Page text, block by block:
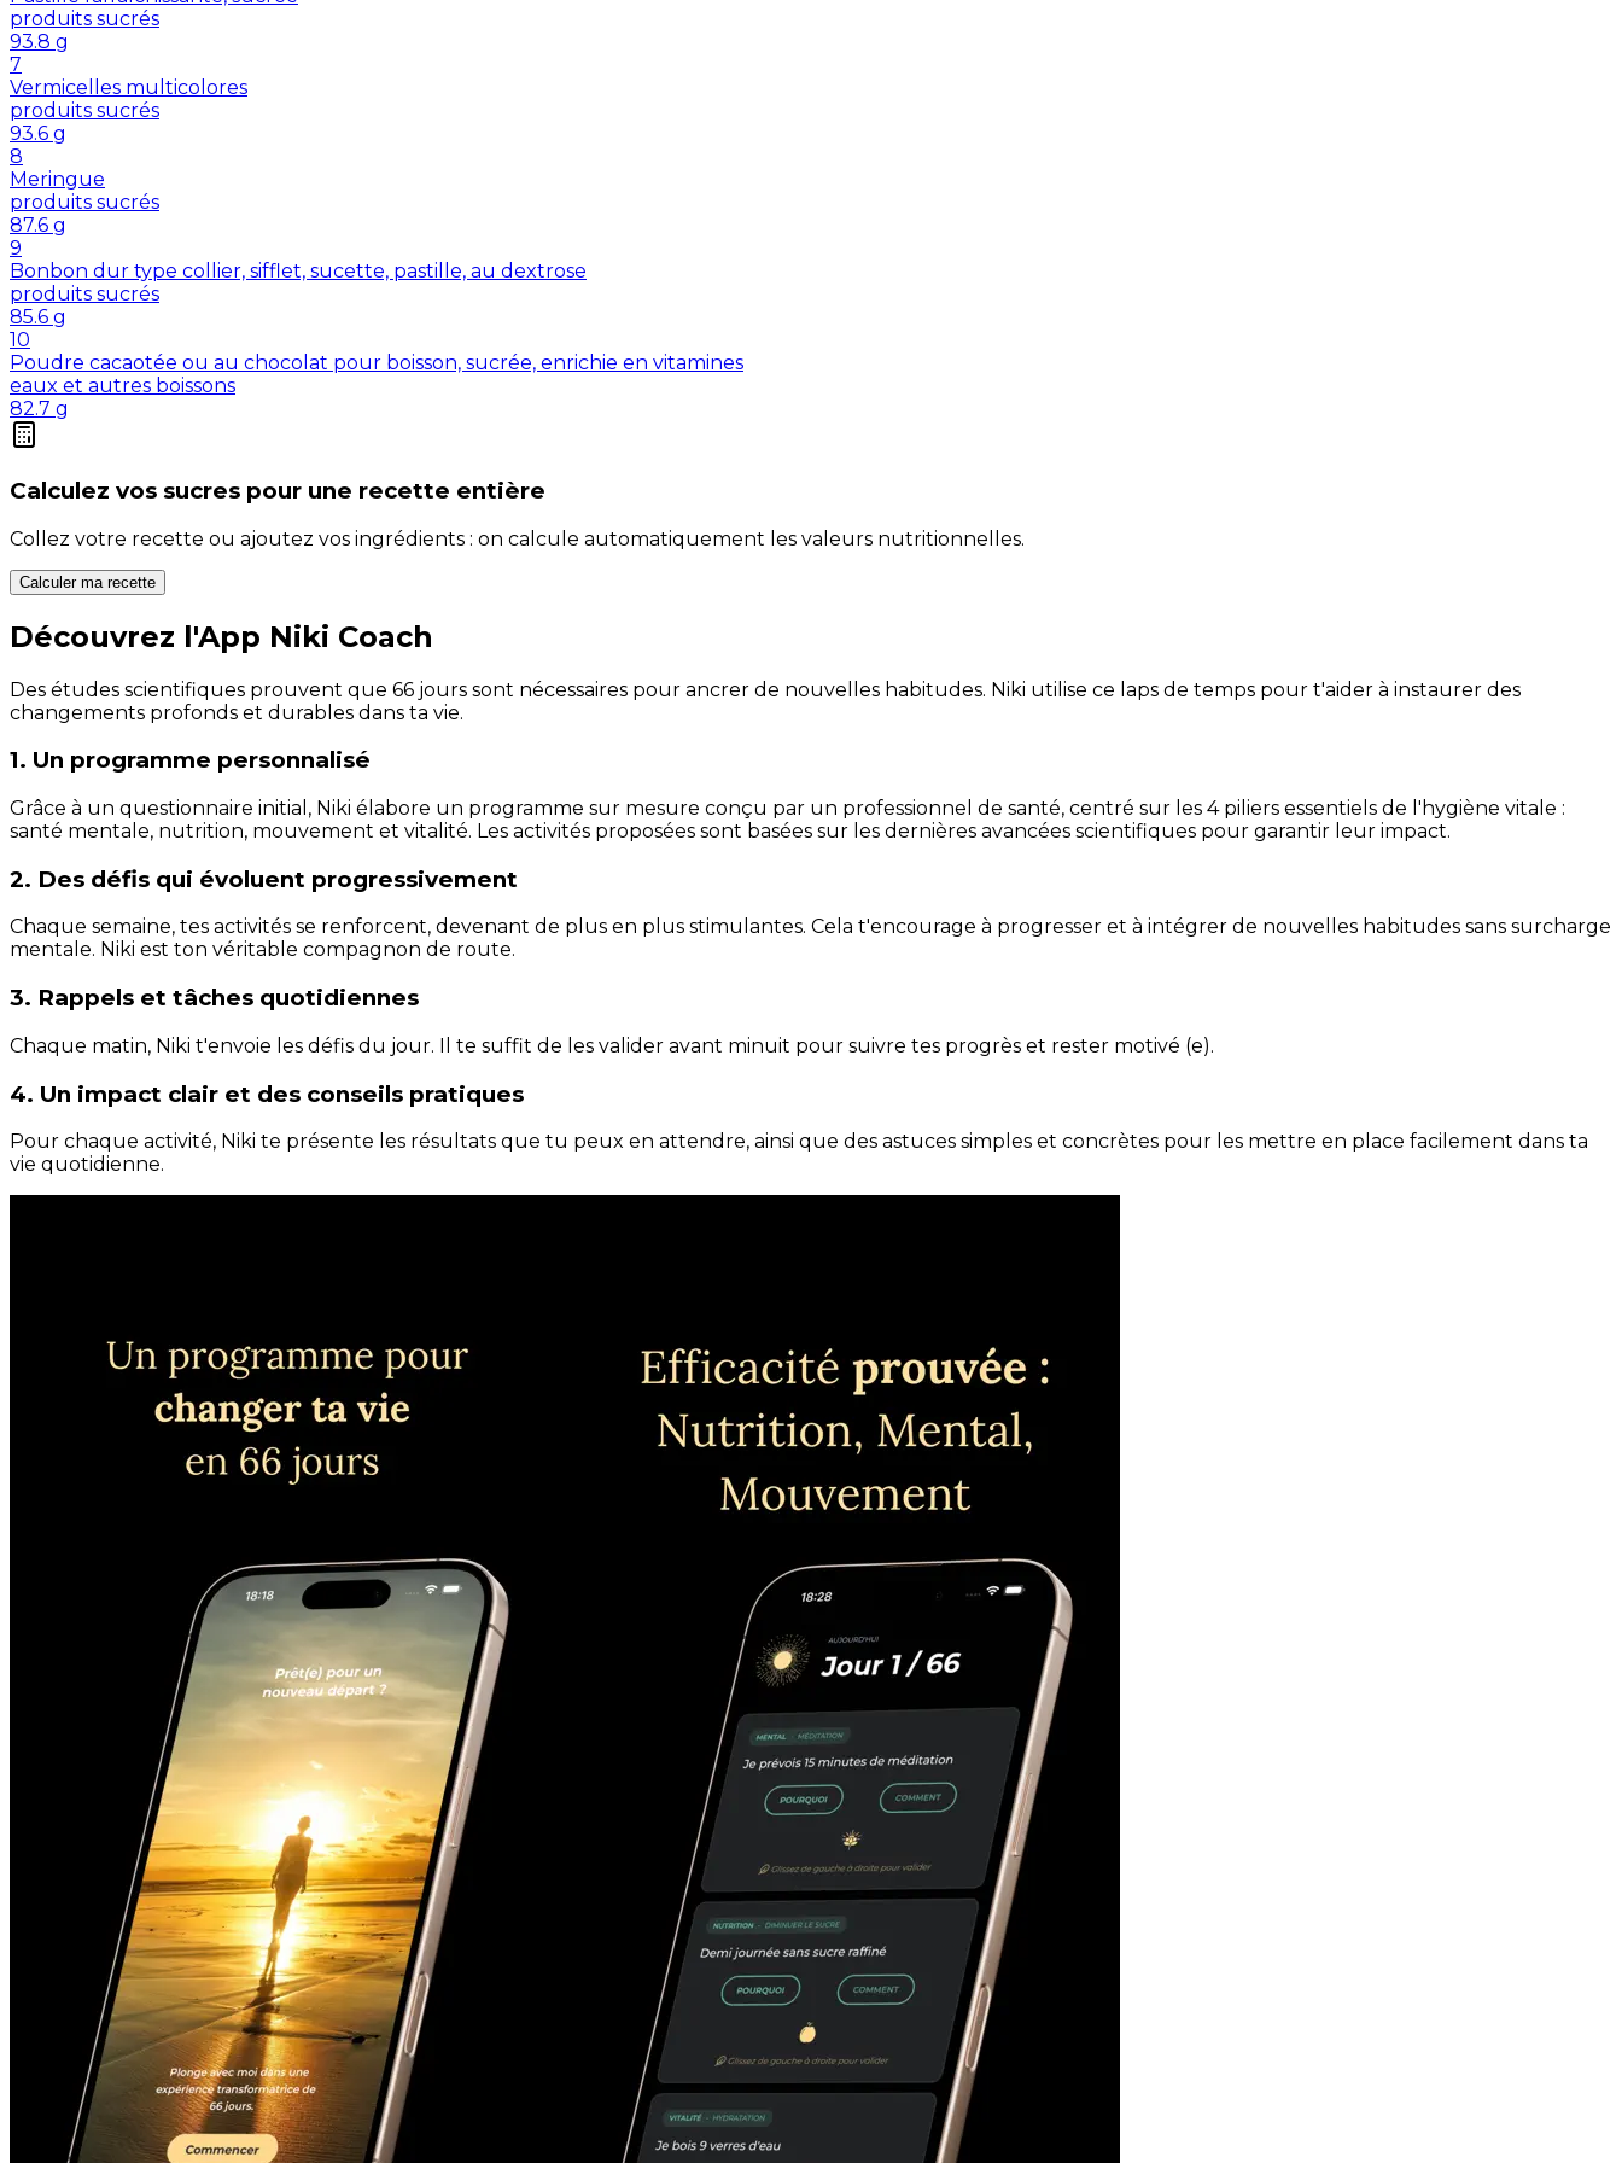
produits sucrés
93.8 g
7
Vermicelles multicolores
produits sucrés
93.6 g
8
Meringue
produits sucrés
87.6 g
9
Bonbon dur type collier, sifflet, sucette, pastille, au dextrose
produits sucrés
85.6 g
10
Poudre cacaotée ou au chocolat pour boisson, sucrée, enrichie en vitamines
eaux et autres boissons
82.7 g
Calculez vos sucres pour une recette entière
Collez votre recette ou ajoutez vos ingrédients : on calcule automatiquement les valeurs nutritionnelles.
Calculer ma recette
Découvrez l'App Niki Coach
Des études scientifiques prouvent que 66 jours sont nécessaires pour ancrer de nouvelles habitudes. Niki utilise ce laps de temps pour t'aider à instaurer des
changements profonds et durables dans ta vie.
1. Un programme personnalisé
Grâce à un questionnaire initial, Niki élabore un programme sur mesure conçu par un professionnel de santé, centré sur les 4 piliers essentiels de l'hygiène vitale :
santé mentale, nutrition, mouvement et vitalité. Les activités proposées sont basées sur les dernières avancées scientifiques pour garantir leur impact.
2. Des défis qui évoluent progressivement
Chaque semaine, tes activités se renforcent, devenant de plus en plus stimulantes. Cela t'encourage à progresser et à intégrer de nouvelles habitudes sans surcharge
mentale. Niki est ton véritable compagnon de route.
3. Rappels et tâches quotidiennes
Chaque matin, Niki t'envoie les défis du jour. Il te suffit de les valider avant minuit pour suivre tes progrès et rester motivé (e).
4. Un impact clair et des conseils pratiques
Pour chaque activité, Niki te présente les résultats que tu peux en attendre, ainsi que des astuces simples et concrètes pour les mettre en place facilement dans ta
vie quotidienne.